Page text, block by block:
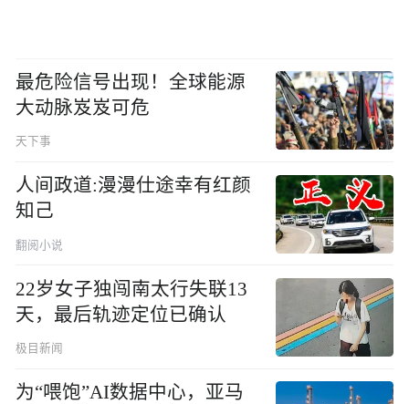
最危险信号出现！全球能源
大动脉岌岌可危
天下事
人间政道:漫漫仕途幸有红颜
知己
翻阅小说
22岁女子独闯南太行失联13
天，最后轨迹定位已确认
极目新闻
为“喂饱”AI数据中心，亚马